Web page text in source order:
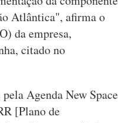
Atlântica", afirma o
da empresa,
citado no
Agenda New Space
[Plano de